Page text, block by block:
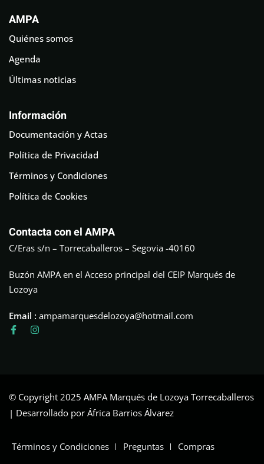
AMPA
Quiénes somos
Agenda
Últimas noticias
Información
Documentación y Actas
Política de Privacidad
Términos y Condiciones
Política de Cookies
Contacta con el AMPA
C/Eras s/n – Torrecaballeros – Segovia -40160
Buzón AMPA en el Acceso principal del CEIP Marqués de
Lozoya
Email : ampamarquesdelozoya@hotmail.com
© Copyright 2025 AMPA Marqués de Lozoya Torrecaballeros
| Desarrollado por África Barrios Álvarez
Términos y Condiciones Preguntas Compras